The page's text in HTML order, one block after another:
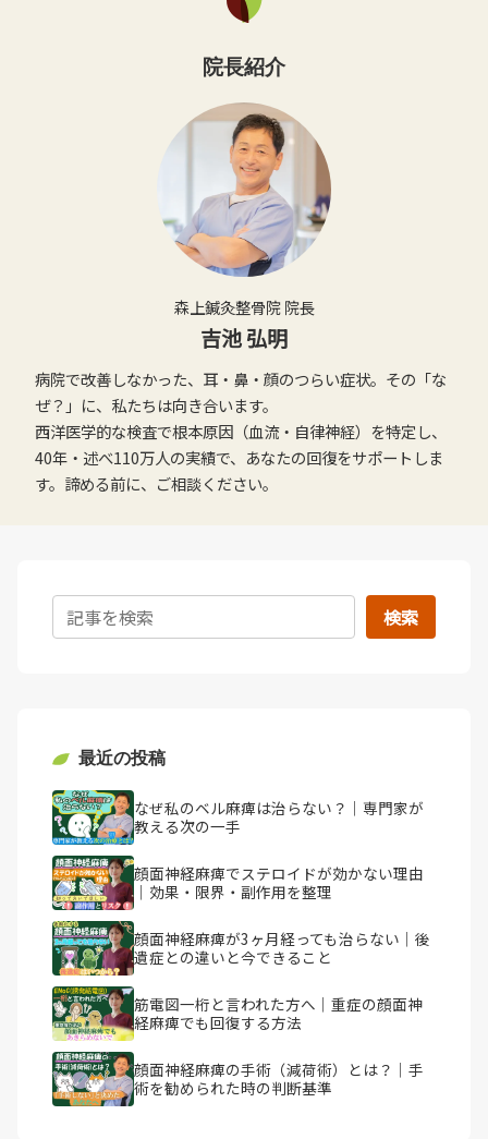
院長紹介
森上鍼灸整骨院 院長
吉池 弘明
病院で改善しなかった、耳・鼻・顔のつらい症状。その「な
ぜ？」に、私たちは向き合います。
西洋医学的な検査で根本原因（血流・自律神経）を特定し、
40年・述べ110万人の実績で、あなたの回復をサポートしま
す。諦める前に、ご相談ください。
検索
最近の投稿
なぜ私のベル麻痺は治らない？｜専門家が
教える次の一手
顔面神経麻痺でステロイドが効かない理由
｜効果・限界・副作用を整理
顔面神経麻痺が3ヶ月経っても治らない｜後
遺症との違いと今できること
筋電図一桁と言われた方へ｜重症の顔面神
経麻痺でも回復する方法
顔面神経麻痺の手術（減荷術）とは？｜手
術を勧められた時の判断基準